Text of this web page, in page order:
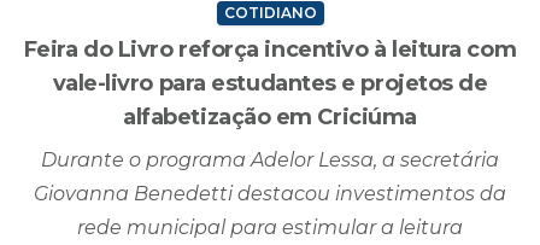
COTIDIANO
Feira do Livro reforça incentivo à leitura com
vale-livro para estudantes e projetos de
alfabetização em Criciúma
Durante o programa Adelor Lessa, a secretária
Giovanna Benedetti destacou investimentos da
rede municipal para estimular a leitura